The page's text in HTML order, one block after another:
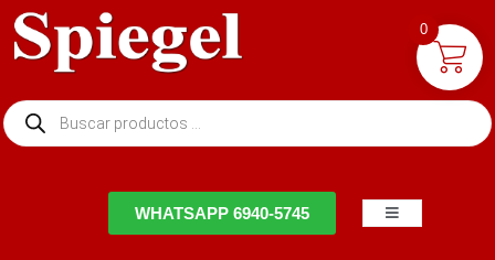
WHATSAPP 6940-5745
0